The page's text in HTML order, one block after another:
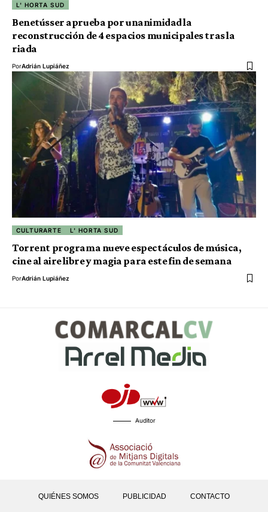
L' HORTA SUD
Benetússer aprueba por unanimidad la
reconstrucción de 4 espacios municipales tras la
riada
PorAdrián Lupiáñez
CULTURARTE L' HORTA SUD
Torrent programa nueve espectáculos de música,
cine al aire libre y magia para este fin de semana
PorAdrián Lupiáñez
Auditor
QUIÉNES SOMOS PUBLICIDAD CONTACTO